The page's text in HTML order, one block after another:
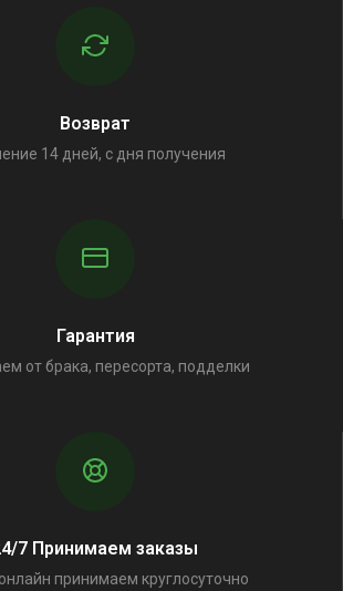
Возврат
14 дней, с дня получения
Гарантия
от брака, пересорта, подделки
7 Принимаем заказы
принимаем круглосуточно